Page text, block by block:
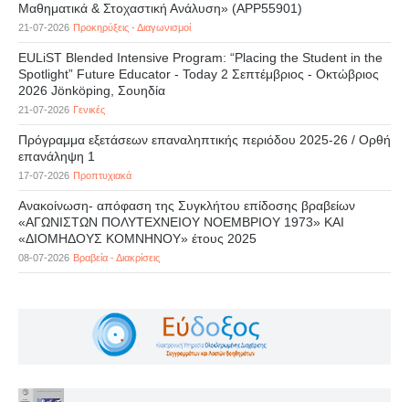
Μαθηματικά & Στοχαστική Ανάλυση» (APP55901)
21-07-2026 Προκηρύξεις - Διαγωνισμοί
EULiST Blended Intensive Program: “Placing the Student in the
Spotlight” Future Educator - Today 2 Σεπτέμβριος - Οκτώβριος
2026 Jönköping, Σουηδία
21-07-2026 Γενικές
Πρόγραμμα εξετάσεων επαναληπτικής περιόδου 2025-26 / Ορθή
επανάληψη 1
17-07-2026 Προπτυχιακά
Ανακοίνωση- απόφαση της Συγκλήτου επίδοσης βραβείων
«ΑΓΩΝΙΣΤΩΝ ΠΟΛΥΤΕΧΝΕΙΟΥ ΝΟΕΜΒΡΙΟΥ 1973» ΚΑΙ
«ΔΙΟΜΗΔΟΥΣ ΚΟΜΝΗΝΟΥ» έτους 2025
08-07-2026 Βραβεία - Διακρίσεις